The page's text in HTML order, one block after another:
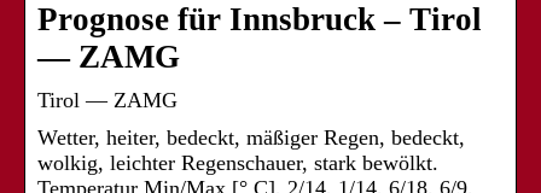
Prognose für Innsbruck – Tirol
— ZAMG
Tirol — ZAMG
Wetter, heiter, bedeckt, mäßiger Regen, bedeckt,
wolkig, leichter Regenschauer, stark bewölkt.